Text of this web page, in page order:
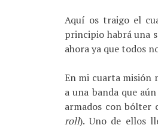
Aquí os traigo el
principio habrá una
ahora ya que todos
En mi cuarta misión
a una banda que
armados con bólter
roll). Uno de ellos